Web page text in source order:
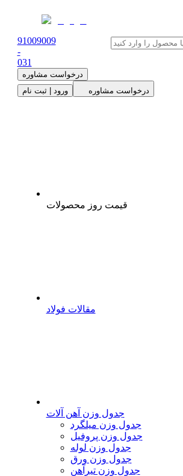
91009009
-
031
درخواست مشاوره
ورود | ثبت نام
درخواست مشاوره
قیمت روز محصولات
مقالات فولاد
جدول وزن آهن آلات
جدول وزن میلگرد
جدول وزن پروفیل
جدول وزن لوله
جدول وزن ورق
جدول وزن تیرآهن